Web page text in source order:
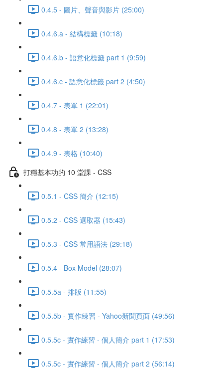
0.4.5 - 圖片、聲音與影片 (25:00)
0.4.6.a - 結構標籤 (10:18)
0.4.6.b - 語意化標籤 part 1 (9:59)
0.4.6.c - 語意化標籤 part 2 (4:50)
0.4.7 - 表單 1 (22:01)
0.4.8 - 表單 2 (13:28)
0.4.9 - 表格 (10:40)
打穩基本功的 10 堂課 - CSS
0.5.1 - CSS 簡介 (12:15)
0.5.2 - CSS 選取器 (15:43)
0.5.3 - CSS 常用語法 (29:18)
0.5.4 - Box Model (28:07)
0.5.5a - 排版 (11:55)
0.5.5b - 實作練習 - Yahoo新聞頁面 (49:56)
0.5.5c - 實作練習 - 個人簡介 part 1 (17:53)
0.5.5c - 實作練習 - 個人簡介 part 2 (56:14)